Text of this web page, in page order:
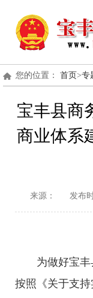
您的位置： 首页>专
宝丰县商
商业体系
来源： 发布
为做好宝丰
按照《关于支持